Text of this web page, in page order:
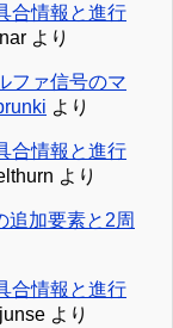
合情報と進行
より
ファ信号のマ
より
合情報と進行
より
追加要素と2周
合情報と進行
より